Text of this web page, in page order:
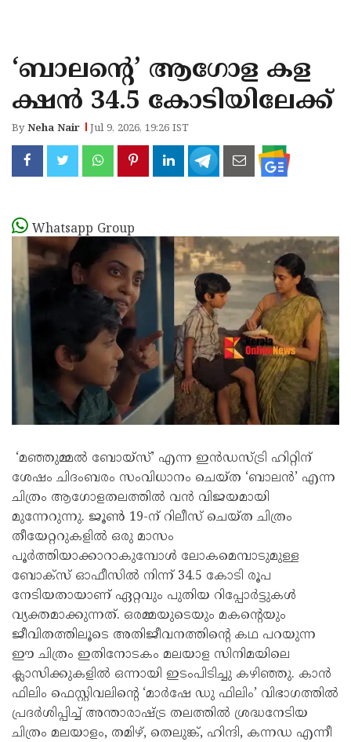
KANNUR
KASARAGOD
‘ബാലന്റെ’ ആഗോള കള
ക്ഷൻ 34.5 കോടിയിലേക്ക്
ByNeha Nair Jul 9, 2026, 19:26 IST
Whatsapp Group
‘മഞ്ഞുമ്മൽ ബോയ്‌സ്’ എന്ന ഇൻഡസ്ട്രി ഹിറ്റിന്
ശേഷം ചിദംബരം സംവിധാനം ചെയ്ത ‘ബാലൻ’ എന്ന
ചിത്രം ആഗോളതലത്തിൽ വൻ വിജയമായി
മുന്നേറുന്നു. ജൂൺ 19-ന് റിലീസ് ചെയ്ത ചിത്രം
തീയേറ്ററുകളിൽ ഒരു മാസം
പൂർത്തിയാക്കാറാകുമ്പോൾ ലോകമെമ്പാടുമുള്ള
ബോക്സ് ഓഫീസിൽ നിന്ന് 34.5 കോടി രൂപ
നേടിയതായാണ് ഏറ്റവും പുതിയ റിപ്പോർട്ടുകൾ
വ്യക്തമാക്കുന്നത്. ഒരമ്മയുടെയും മകന്റെയും
ജീവിതത്തിലൂടെ അതിജീവനത്തിന്റെ കഥ പറയുന്ന
ഈ ചിത്രം ഇതിനോടകം മലയാള സിനിമയിലെ
ക്ലാസിക്കുകളിൽ ഒന്നായി ഇടംപിടിച്ചു കഴിഞ്ഞു. കാൻ
ഫിലിം ഫെസ്റ്റിവലിന്റെ ‘മാർഷേ ഡു ഫിലിം’ വിഭാഗത്തിൽ
പ്രദർശിപ്പിച്ച് അന്താരാഷ്ട്ര തലത്തിൽ ശ്രദ്ധനേടിയ
ചിത്രം മലയാളം, തമിഴ്, തെലുങ്ക്, ഹിന്ദി, കന്നഡ എന്നീ